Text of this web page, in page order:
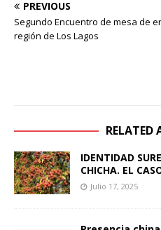
PREVIOUS
Segundo Encuentro de mesa de
región de Los Lagos
RELATED
IDENTIDAD
CHICHA. EL
Julio 17, 2025